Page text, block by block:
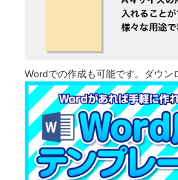
うちわ
クリアファイル
冊子・パンフレット（中綴じ）
Wordでの作成も可能です。ダウン